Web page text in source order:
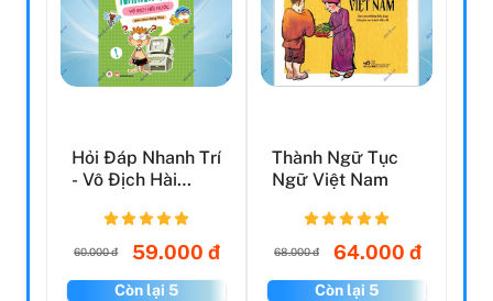
Hỏi Đáp Nhanh Trí
- Vô Địch Hài
60.000 đ 59.000 đ
Còn lại 5
Thành Ngữ Tục
Ngữ Việt Nam
68.000 đ 64.000 đ
Còn lại 5